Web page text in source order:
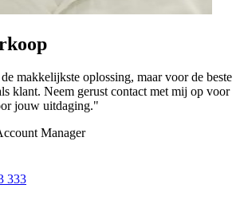
makkelijkste oplossing, maar voor de beste
klant. Neem gerust contact met mij op voor
jouw uitdaging."
Manager
333